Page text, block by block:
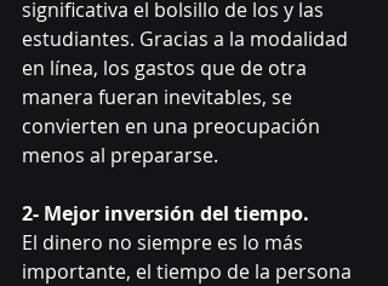
significativa el bolsillo de los y las
estudiantes. Gracias a la modalidad
en línea, los gastos que de otra
manera fueran inevitables, se
convierten en una preocupación
menos al prepararse.
2- Mejor inversión del tiempo.
El dinero no siempre es lo más
importante, el tiempo de la persona